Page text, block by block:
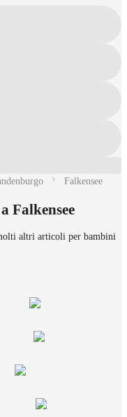
Falkensee
Falkensee
altri articoli per bambini